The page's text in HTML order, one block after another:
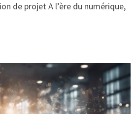
de projet A l’ère du numérique,